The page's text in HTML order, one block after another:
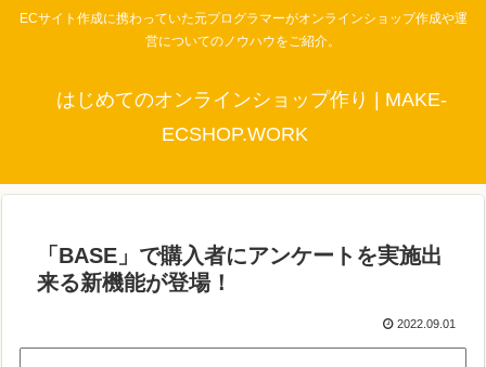
ECサイト作成に携わっていた元プログラマーがオンラインショップ作成や運
営についてのノウハウをご紹介。
はじめてのオンラインショップ作り | MAKE-
ECSHOP.WORK
「BASE」で購入者にアンケートを実施出
来る新機能が登場！
2022.09.01